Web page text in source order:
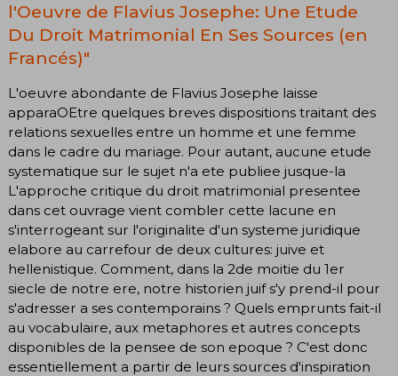
l'Oeuvre de Flavius Josephe: Une Etude
Du Droit Matrimonial En Ses Sources (en
Francés)"
L'oeuvre abondante de Flavius Josephe laisse
apparaOEtre quelques breves dispositions traitant des
relations sexuelles entre un homme et une femme
dans le cadre du mariage. Pour autant, aucune etude
systematique sur le sujet n'a ete publiee jusque-la
L'approche critique du droit matrimonial presentee
dans cet ouvrage vient combler cette lacune en
s'interrogeant sur l'originalite d'un systeme juridique
elabore au carrefour de deux cultures: juive et
hellenistique. Comment, dans la 2de moitie du 1er
siecle de notre ere, notre historien juif s'y prend-il pour
s'adresser a ses contemporains ? Quels emprunts fait-il
au vocabulaire, aux metaphores et autres concepts
disponibles de la pensee de son epoque ? C'est donc
essentiellement a partir de leurs sources d'inspiration